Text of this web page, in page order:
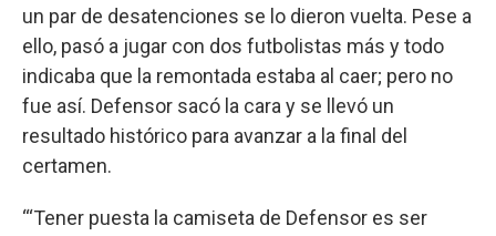
un par de desatenciones se lo dieron vuelta. Pese a
ello, pasó a jugar con dos futbolistas más y todo
indicaba que la remontada estaba al caer; pero no
fue así. Defensor sacó la cara y se llevó un
resultado histórico para avanzar a la final del
certamen.
“‘Tener puesta la camiseta de Defensor es ser